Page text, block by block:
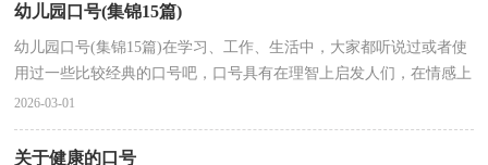
幼儿园口号(集锦15篇)
幼儿园口号(集锦15篇)在学习、工作、生活中，大家都听说过或者使
用过一些比较经典的口号吧，口号具有在理智上启发人们，在情感上
打动人们的作用。你所见过的口号是什么样的呢？以下...
2026-03-01
关于健康的口号